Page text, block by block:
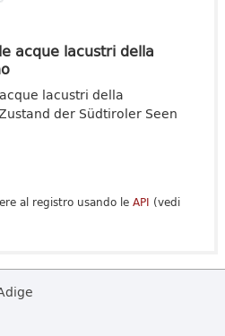
acque lacustri della
lacustri della
der Südtiroler Seen
al registro usando le API (vedi